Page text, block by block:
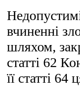
вчиненні
шляхом,
статті 62
її статті